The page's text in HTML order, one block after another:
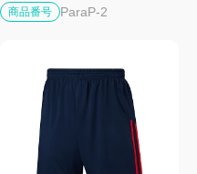
商品番号
ParaP-2